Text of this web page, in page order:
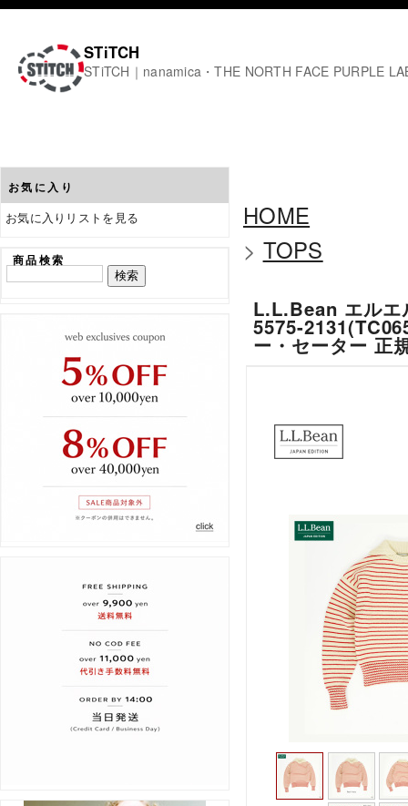
STiTCH
STiTCH｜nanamica・THE NORTH FACE PURPLE
お気に入り
お気に入りリストを見る
商品検索
HOME
> TOPS
L.L.Bean エル
5575-
ー・セーター 正